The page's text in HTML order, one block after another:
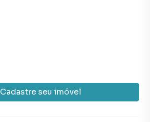
Cadastre seu imóvel